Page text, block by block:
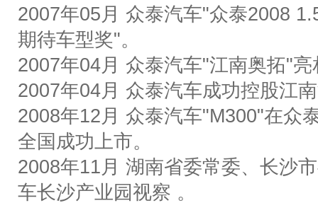
2007年05月 众泰汽车"众泰2008
期待车型奖"。
2007年04月 众泰汽车"江南奥拓"亮
2007年04月 众泰汽车成功控股江
2008年12月 众泰汽车"M300"在众
全国成功上市。
2008年11月 湖南省委常委、长沙
车长沙产业园视察 。